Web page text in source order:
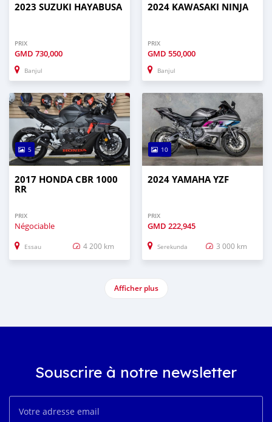
2023 SUZUKI HAYABUSA
PRIX
GMD 730,000
Banjul
2024 KAWASAKI NINJA
PRIX
GMD 550,000
Banjul
5
2017 HONDA CBR 1000
RR
PRIX
Négociable
Essau 4 200 km
10
2024 YAMAHA YZF
PRIX
GMD 222,945
Serekunda 3 000 km
Afficher plus
Souscrire à notre newsletter